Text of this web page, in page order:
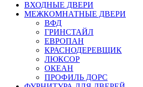
ВХОДНЫЕ ДВЕРИ
МЕЖКОМНАТНЫЕ ДВЕРИ
ВФД
ГРИНСТАЙЛ
ЕВРОПАН
КРАСНОДЕРЕВЩИК
ЛЮКСОР
ОКЕАН
ПРОФИЛЬ ДОРС